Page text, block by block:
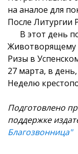
на аналое для
После Литургии
В этот день
Животворящему
Ризы в
27 марта, в
Неделю
Подготовлено
поддержке
Благозвонница"